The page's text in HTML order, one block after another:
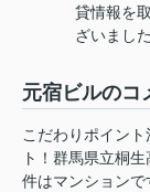
貸情報を
ざいまし
元宿ビルのコ
こだわりポイン
ト！群馬県立桐
件はマンション